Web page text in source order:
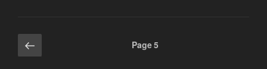
Posts
pagination
Previous
page
Page5